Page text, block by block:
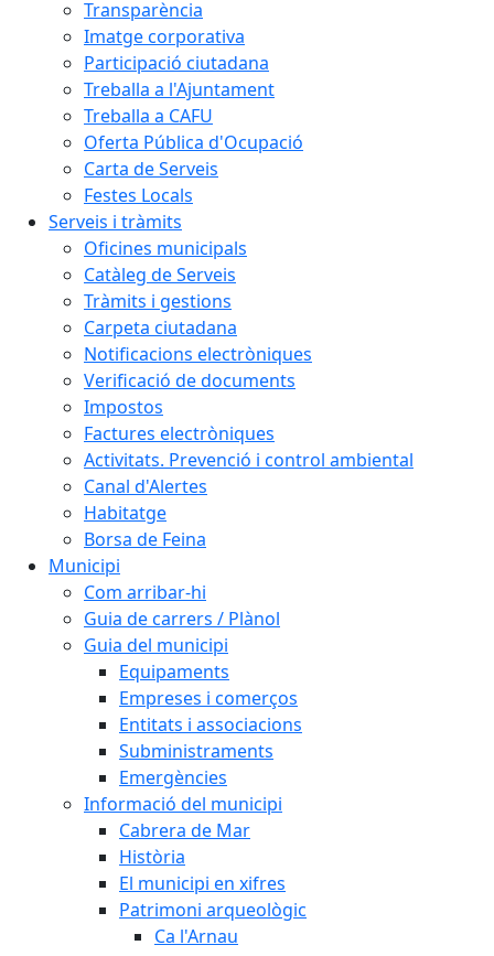
Transparència
Imatge corporativa
Participació ciutadana
Treballa a l'Ajuntament
Treballa a CAFU
Oferta Pública d'Ocupació
Carta de Serveis
Festes Locals
Serveis i tràmits
Oficines municipals
Catàleg de Serveis
Tràmits i gestions
Carpeta ciutadana
Notificacions electròniques
Verificació de documents
Impostos
Factures electròniques
Activitats. Prevenció i control ambiental
Canal d'Alertes
Habitatge
Borsa de Feina
Municipi
Com arribar-hi
Guia de carrers / Plànol
Guia del municipi
Equipaments
Empreses i comerços
Entitats i associacions
Subministraments
Emergències
Informació del municipi
Cabrera de Mar
Història
El municipi en xifres
Patrimoni arqueològic
Ca l'Arnau